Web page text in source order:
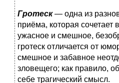
Гротеск— одна из
приёма, которая
ужасное и смешное,
гротеск отличается от
смешное и забавное
зловещего; как правило,
себе трагический смысл.